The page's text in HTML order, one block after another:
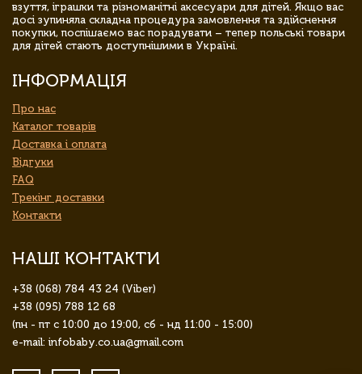
взуття, іграшки та різноманітні аксесуари для дітей. Якщо вас
досі зупиняла складна процедура замовлення та здійснення
покупки, поспішаємо вас порадувати – тепер польські товари
для дітей стають доступнішими в Україні.
ІНФОРМАЦІЯ
Про нас
Каталог товарів
Доставка і оплата
Відгуки
FAQ
Трекінг доставки
Контакти
НАШІ КОНТАКТИ
+38 (068) 784 43 24 (Viber)
+38 (095) 788 12 68
(пн - пт с 10:00 до 19:00, сб - нд 11:00 - 15:00)
e-mail: infobaby.co.ua@gmail.com